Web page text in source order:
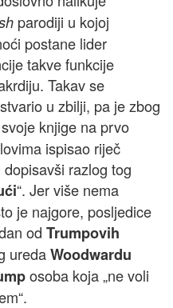
parodiji u kojoj
postane lider
takve funkcije
Takav se
u zbilji, pa je zbog
knjige na prvo
ispisao riječ
dopisavši razlog tog
“. Jer više nema
je najgore, posljedice
od Trumpovih
uredaWoodwardu
osoba koja „ne voli